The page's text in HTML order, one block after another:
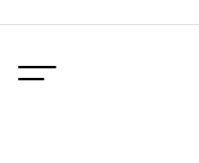
вмісту